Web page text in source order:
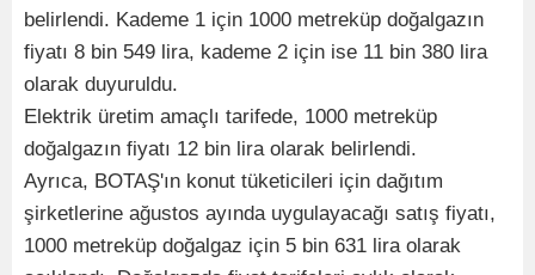
belirlendi. Kademe 1 için 1000 metreküp doğalgazın
fiyatı 8 bin 549 lira, kademe 2 için ise 11 bin 380 lira
olarak duyuruldu.
Elektrik üretim amaçlı tarifede, 1000 metreküp
doğalgazın fiyatı 12 bin lira olarak belirlendi.
Ayrıca, BOTAŞ'ın konut tüketicileri için dağıtım
şirketlerine ağustos ayında uygulayacağı satış fiyatı,
1000 metreküp doğalgaz için 5 bin 631 lira olarak